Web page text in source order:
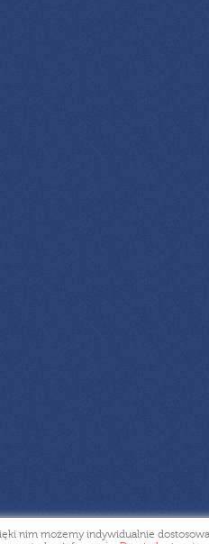
nim możemy indywidualnie